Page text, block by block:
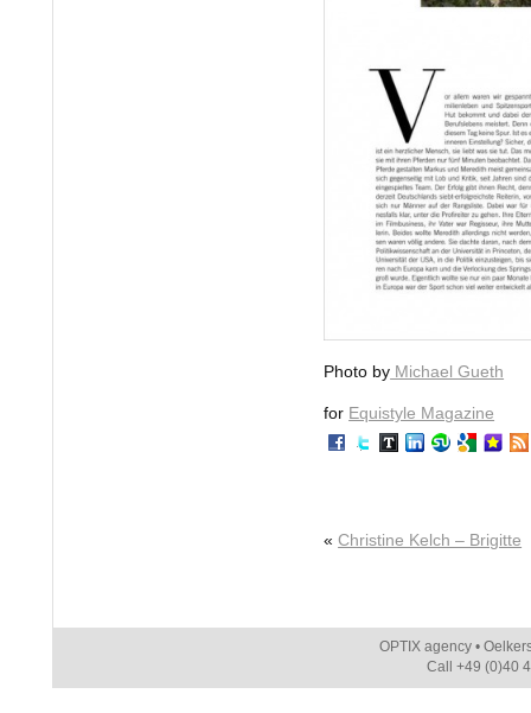
Photo by Michael Gueth
for Equistyle Magazine
«Christine Kelch – Brigitte
OPTIX agency •
Call +49 (0)40